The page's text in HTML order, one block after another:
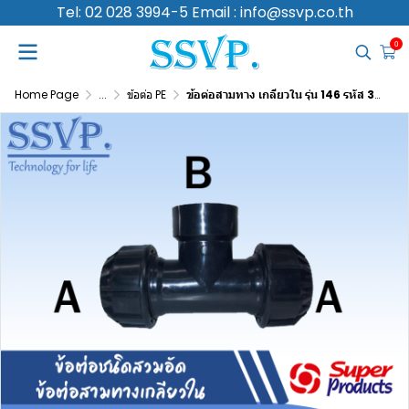
Tel: 02 028 3994-5 Email : info@ssvp.co.th
0
Home Page ... ข้อต่อ PE ข้อต่อสามทาง เกลียวใน รุ่น 146 รหัส 356-14675212 ขนาด A 75 มม. B 2 1/2" แรงดันใช้งานสูงสุด 8 บาร์ (แพ็ค 1 ตัว)